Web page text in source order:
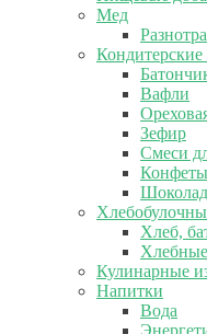
Мед
Кондитерские
Вафли
Зефир
Смеси
Конфеты
Шоколад
Хлеб,
Кулинарные
Напитки
Вода